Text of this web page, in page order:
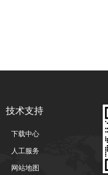
技术支持
下载中心
人工服务
网站地图